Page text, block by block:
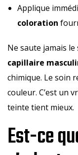
Applique
coloration
Ne saute jamais
capillaire
chimique. Le soin
couleur. C’est un
teinte tient mieux.
Est-ce